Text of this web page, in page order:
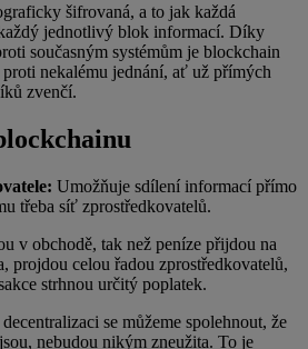
šifrovaná, a to jak každá
jednotlivý blok informací. Díky
současným systémům je blockchain
proti nekalému jednání, ať už přímých
zvenčí.
Umožňuje sdílení informací přímo
třeba síť zprostředkovatelů.
v obchodě, tak než peníze přijdou na
projdou celou řadou zprostředkovatelů,
strhnou určitý poplatek.
se můžeme spolehnout, že
nebudou nikým zneužita. To je